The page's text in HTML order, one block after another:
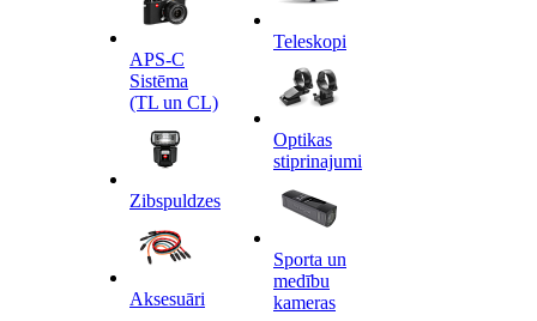
APS-C
Sistēma
(TL un CL)
Zibspuldzes
Aksesuāri
Teleskopi
Optikas
stiprinajumi
Sporta un
medību
kameras